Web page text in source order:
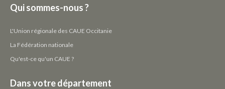
Qui sommes-nous ?
L'Union régionale des CAUE Occitanie
La Fédération nationale
Qu'est-ce qu'un CAUE ?
Dans votre département